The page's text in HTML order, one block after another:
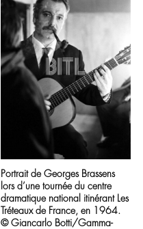
Portrait de Georges Brassens
lors d’une tournée du centre
dramatique national itinérant Les
Tréteaux de France, en 1964.
© Giancarlo Botti/Gamma-